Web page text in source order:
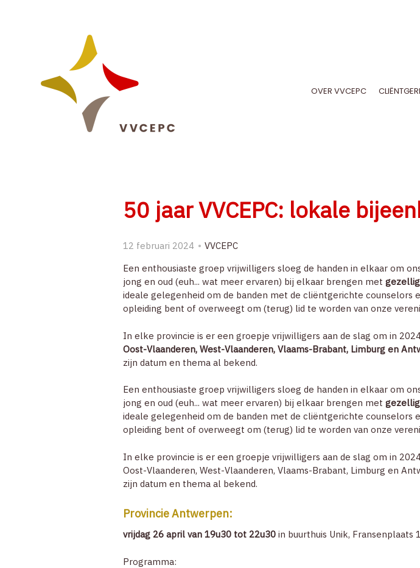
OVER VVCEPC
50 jaar VVCEPC: lokale
12 februari 2024
VVCEPC
Een enthousiaste groep vrijwilligers sloeg de handen in elkaar om
jong en oud (euh... wat meer ervaren) bij elkaar brengen met
ideale gelegenheid om de banden met de cliëntgerichte counselors
opleiding bent of overweegt om (terug) lid te worden van onze
In elke provincie is er een groepje vrijwilligers aan de slag om in
Oost-Vlaanderen, West-Vlaanderen, Vlaams-Brabant, Limburg en
zijn datum en thema al bekend.
Een enthousiaste groep vrijwilligers sloeg de handen in elkaar om
jong en oud (euh... wat meer ervaren) bij elkaar brengen met
ideale gelegenheid om de banden met de cliëntgerichte counselors
opleiding bent of overweegt om (terug) lid te worden van onze
In elke provincie is er een groepje vrijwilligers aan de slag om in
Oost-Vlaanderen, West-Vlaanderen, Vlaams-Brabant, Limburg en
zijn datum en thema al bekend.
Provincie Antwerpen:
vrijdag 26 april van 19u30 tot 22u30 in buurthuis Unik, Fransenplaats
Programma: